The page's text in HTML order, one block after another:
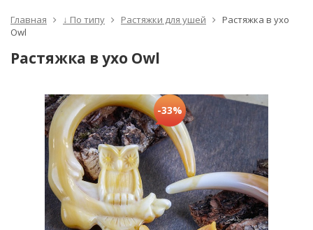
Главная ↓ По типу Растяжки для ушей
Растяжка в ухо
Owl
Растяжка в ухо Owl
-33%